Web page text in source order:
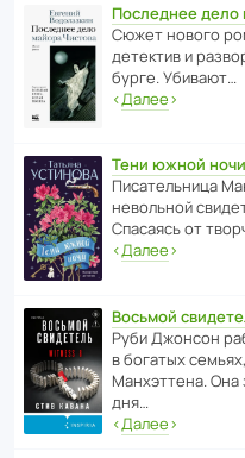
Последнее дело
Сюжет нового
дете­ктив и
бурге. Убивают…
‹Далее›
Тени южной ночи
Писа­тель­ница
невольной
Спасаясь от
‹Далее›
Восьмой
Руби Джонсон
в богатых
Манх­эт­тена. Она
дня…
‹Далее›